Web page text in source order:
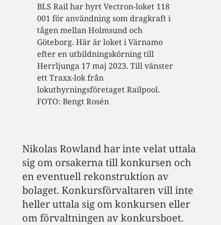
BLS Rail har hyrt Vectron-loket 118
001 för användning som dragkraft i
tågen mellan Holmsund och
Göteborg. Här är loket i Värnamo
efter en utbildningskörning till
Herrljunga 17 maj 2023. Till vänster
ett Traxx-lok från
lokuthyrningsföretaget Railpool.
FOTO: Bengt Rosén
Nikolas Rowland har inte velat uttala
sig om orsakerna till konkursen och
en eventuell rekonstruktion av
bolaget. Konkursförvaltaren vill inte
heller uttala sig om konkursen eller
om förvaltningen av konkursboet.